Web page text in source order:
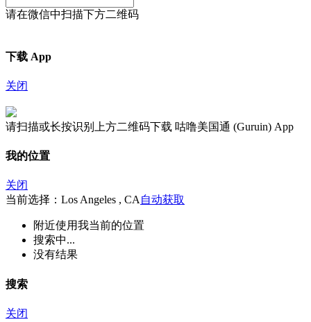
请在微信中扫描下方二维码
下载 App
关闭
请扫描或长按识别上方二维码下载 咕噜美国通 (Guruin) App
我的位置
关闭
当前选择：Los Angeles , CA 自动获取
附近使用我当前的位置
搜索中...
没有结果
搜索
关闭